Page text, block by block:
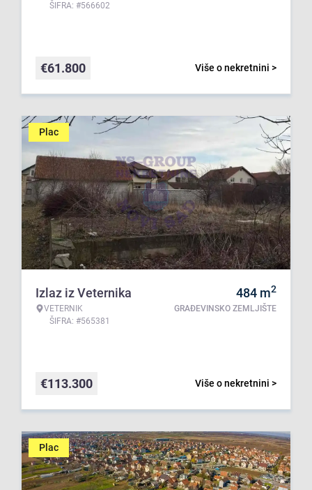
ŠIFRA: #566602
Više o nekretnini >
€61.800
Plac
Izlaz iz Veternika
VETERNIK
ŠIFRA: #565381
484 m2
GRAĐEVINSKO ZEMLJIŠTE
Više o nekretnini >
€113.300
Plac